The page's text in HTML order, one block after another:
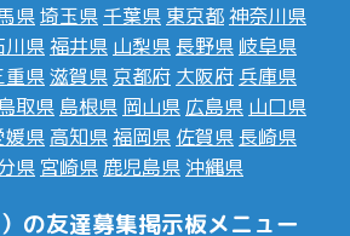
県埼玉県 千葉県 東京都神奈川県
川県福井県 山梨県 長野県 岐阜県
重県滋賀県 京都府 大阪府 兵庫県
取県 島根県 岡山県 広島県 山口県
媛県 高知県福岡県 佐賀県 長崎県
県 宮崎県 鹿児島県 沖縄県
の友達募集掲示板メニュー